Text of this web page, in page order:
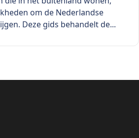
om de Nederlandse
Deze gids behandelt de...